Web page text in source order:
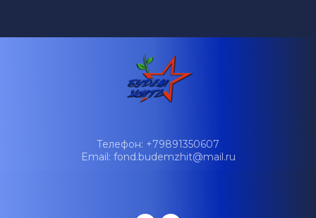
Телефон: +79891350607
Email: fond.budemzhit@mail.ru